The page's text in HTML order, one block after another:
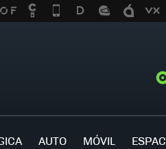
AUTO MÓVIL